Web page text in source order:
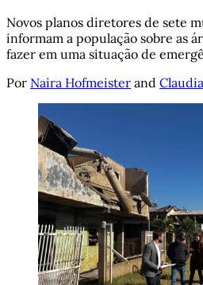
Novos planos diretores de sete
informam a população sobre as
fazer em uma situação de
Por Naira Hofmeister and